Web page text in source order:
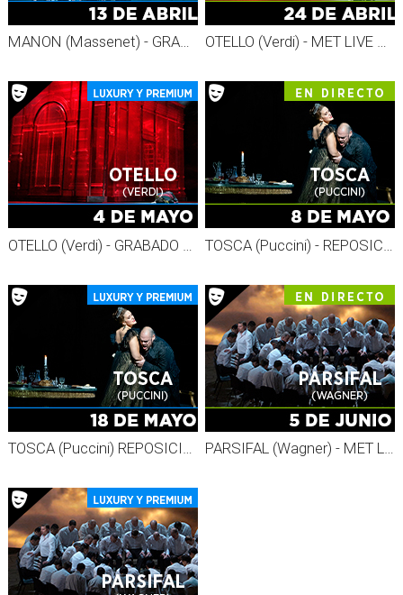
MANON (Massenet) - GRABADO MET 26-27 OTELLO (Verdi) - MET LIVE 26-27
TOSCA (Puccini) REPOSICIÓN - Grabado MET 26-27 PARSIFAL (Wagner) - MET LIVE 26-27